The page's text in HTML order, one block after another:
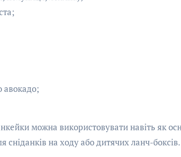
авокадо;
можна використовувати навіть як
сніданків на ходу або дитячих ланч-боксів.